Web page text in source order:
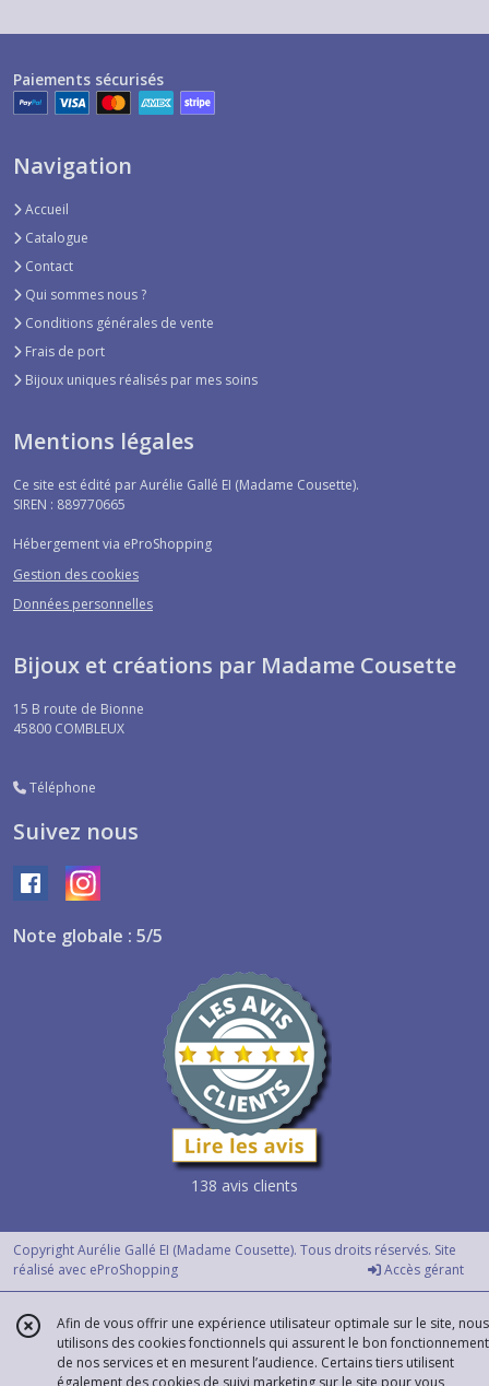
Paiements sécurisés
Navigation
Accueil
Catalogue
Contact
Qui sommes nous ?
Conditions générales de vente
Frais de port
Bijoux uniques réalisés par mes soins
Mentions légales
Ce site est édité par Aurélie Gallé EI (Madame Cousette).
SIREN : 889770665
Hébergement via eProShopping
Gestion des cookies
Données personnelles
Bijoux et créations par Madame Cousette
15 B route de Bionne
45800 COMBLEUX
Téléphone
Suivez nous
Note globale : 5/5
138 avis clients
Copyright Aurélie Gallé EI (Madame Cousette). Tous droits réservés. Site
réalisé avec eProShopping Accès gérant
Afin de vous offrir une expérience utilisateur optimale sur le site, nous
utilisons des cookies fonctionnels qui assurent le bon fonctionnement
de nos services et en mesurent l’audience. Certains tiers utilisent
également des cookies de suivi marketing sur le site pour vous